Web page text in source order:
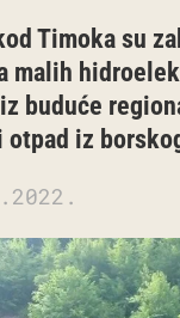
Timoka su
malih
buduće
otpad iz